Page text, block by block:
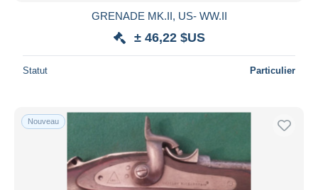
GRENADE MK.II, US- WW.II
± 46,22 $US
Statut Particulier
Nouveau